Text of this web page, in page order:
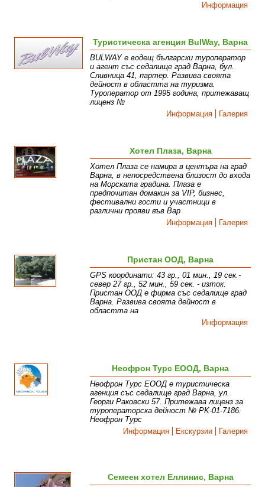
Информация
Туристическа агенция BulWay, Варна
BULWAY е водещ български туроператор
и агент със седалище град Варна, бул.
Сливница 41, партер. Развива своята
дейност в областта на туризма.
Туроператор от 1995 година, притежаващ
лиценз №
Информация
Галерия
Хотел Плаза, Варна
Хотел Плаза се намира в центъра на град
Варна, в непосредствена близост до входа
на Морската градина. Плаза е
предпочитан домакин за VIP, бизнес,
фестивални гости и участници в
различни прояви във Вар
Информация
Галерия
Пристан ООД, Варна
GPS координати: 43 гр., 01 мин., 19 сек.-
север 27 гр., 52 мин., 59 сек. - изток.
Пристан ООД е фирма със седалище град
Варна. Развива своята дейност в
областта на
Информация
Неофрон Турс ЕООД, Варна
Неофрон Турс ЕООД е туристическа
агенция със седалище град Варна, ул.
Георги Раковски 57. Притежава лиценз за
туроператорска дейност № PK-01-7186.
Неофрон Турс
Информация
Екскурзии Галерия
Семеен хотел Еллинис, Варна